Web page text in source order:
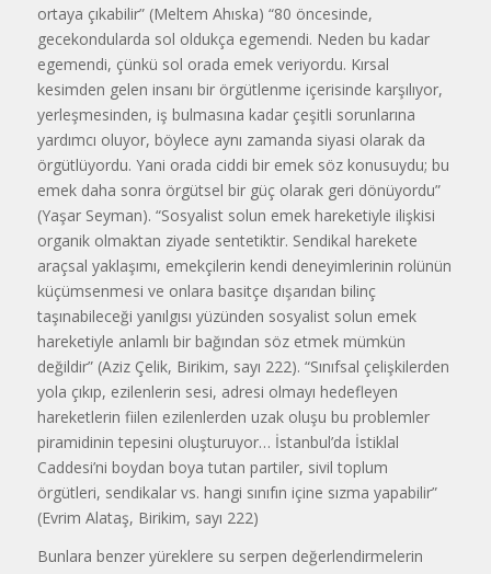
ortaya çıkabilir” (Meltem Ahıska) “80 öncesinde,
gecekondularda sol oldukça egemendi. Neden bu kadar
egemendi, çünkü sol orada emek veriyordu. Kırsal
kesimden gelen insanı bir örgütlenme içerisinde karşılıyor,
yerleşmesinden, iş bulmasına kadar çeşitli sorunlarına
yardımcı oluyor, böylece aynı zamanda siyasi olarak da
örgütlüyordu. Yani orada ciddi bir emek söz konusuydu; bu
emek daha sonra örgütsel bir güç olarak geri dönüyordu”
(Yaşar Seyman). “Sosyalist solun emek hareketiyle ilişkisi
organik olmaktan ziyade sentetiktir. Sendikal harekete
araçsal yaklaşımı, emekçilerin kendi deneyimlerinin rolünün
küçümsenmesi ve onlara basitçe dışarıdan bilinç
taşınabileceği yanılgısı yüzünden sosyalist solun emek
hareketiyle anlamlı bir bağından söz etmek mümkün
değildir” (Aziz Çelik, Birikim, sayı 222). “Sınıfsal çelişkilerden
yola çıkıp, ezilenlerin sesi, adresi olmayı hedefleyen
hareketlerin fiilen ezilenlerden uzak oluşu bu problemler
piramidinin tepesini oluşturuyor… İstanbul’da İstiklal
Caddesi’ni boydan boya tutan partiler, sivil toplum
örgütleri, sendikalar vs. hangi sınıfın içine sızma yapabilir”
(Evrim Alataş, Birikim, sayı 222)
Bunlara benzer yüreklere su serpen değerlendirmelerin